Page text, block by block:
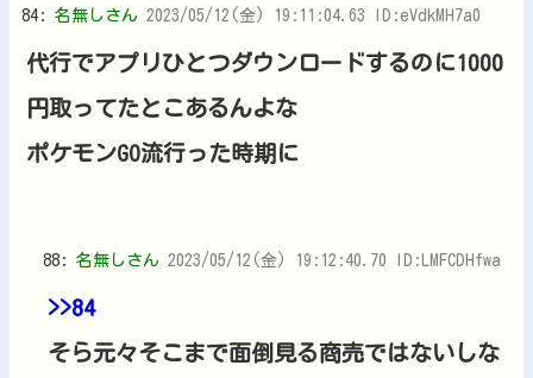
84: 名無しさん 2023/05/12(金) 19:11:04.63 ID:eVdkMH7a0
代行でアプリひとつダウンロードするのに1000
円取ってたとこあるんよな
ポケモンGO流行った時期に
88: 名無しさん 2023/05/12(金) 19:12:40.70 ID:LMFCDHfwa
>>84
そら元々そこまで面倒見る商売ではないしな